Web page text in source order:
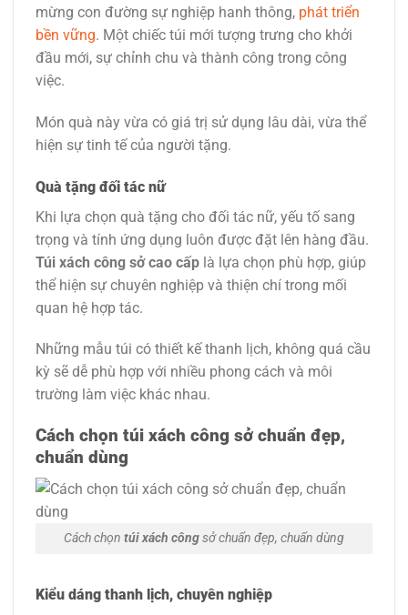
mừng con đường sự nghiệp hanh thông, phát triển
bền vững. Một chiếc túi mới tượng trưng cho khởi
đầu mới, sự chỉnh chu và thành công trong công
việc.
Món quà này vừa có giá trị sử dụng lâu dài, vừa thể
hiện sự tinh tế của người tặng.
Quà tặng đối tác nữ
Khi lựa chọn quà tặng cho đối tác nữ, yếu tố sang
trọng và tính ứng dụng luôn được đặt lên hàng đầu.
Túi xách công sở cao cấp là lựa chọn phù hợp, giúp
thể hiện sự chuyên nghiệp và thiện chí trong mối
quan hệ hợp tác.
Những mẫu túi có thiết kế thanh lịch, không quá cầu
kỳ sẽ dễ phù hợp với nhiều phong cách và môi
trường làm việc khác nhau.
Cách chọn túi xách công sở chuẩn đẹp,
chuẩn dùng
Cách chọn túi xách côngsở chuẩn đẹp, chuẩn dùng
Kiểu dáng thanh lịch, chuyên nghiệp